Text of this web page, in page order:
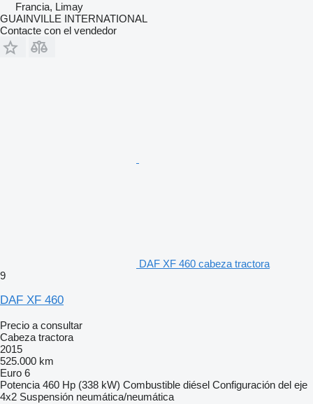
Francia, Limay
GUAINVILLE INTERNATIONAL
Contacte con el vendedor
DAF XF 460 cabeza tractora
9
DAF XF 460
Precio a consultar
Cabeza tractora
2015
525.000 km
Euro 6
Potencia 460 Hp (338 kW) Combustible diésel Configuración del eje
4x2 Suspensión neumática/neumática